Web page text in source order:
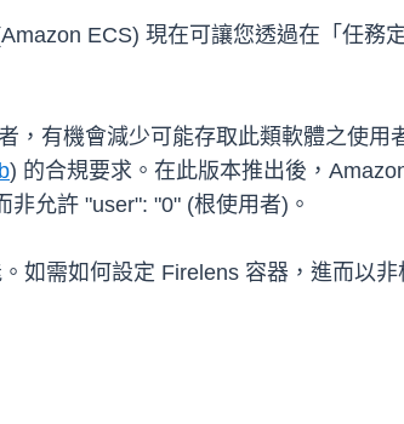
ECS) 現在可讓您透過在「任務
，有機會減少可能存取此類軟體之使
) 的合規要求。在此版本推出後，
非允許 "user": "0" (根使用者)。
如需如何設定 Firelens 容器，進而以